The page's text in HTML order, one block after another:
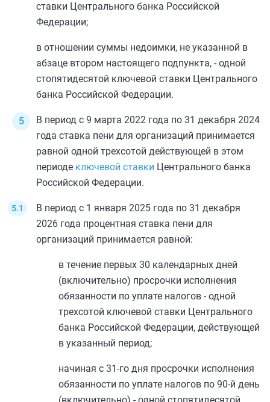
ставки Центрального банка Российской
Федерации;
в отношении суммы недоимки, не указанной в
абзаце втором настоящего подпункта, - одной
стопятидесятой ключевой ставки Центрального
банка Российской Федерации.
В период с 9 марта 2022 года по 31 декабря 2024
года ставка пени для организаций принимается
равной одной трехсотой действующей в этом
периоде ключевой ставки Центрального банка
Российской Федерации.
В период с 1 января 2025 года по 31 декабря
2026 года процентная ставка пени для
организаций принимается равной:
в течение первых 30 календарных дней
(включительно) просрочки исполнения
обязанности по уплате налогов - одной
трехсотой ключевой ставки Центрального
банка Российской Федерации, действующей
в указанный период;
начиная с 31-го дня просрочки исполнения
обязанности по уплате налогов по 90-й день